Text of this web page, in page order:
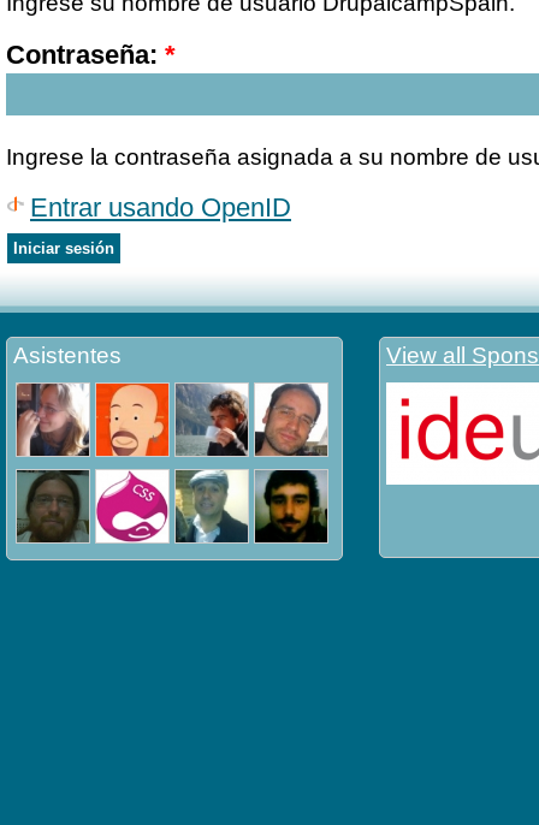
Contraseña: *
Ingrese la contraseña asignada a su nombre de
Entrar usando OpenID
Asistentes View all